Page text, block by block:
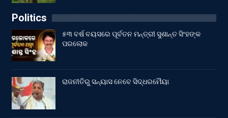
Politics
୫୩ ବର୍ଷ ବୟସରେ ପୂର୍ବତନ ମନ୍ତ୍ରୀ ସୁଶାନ୍ତ ସିଂହଙ୍କ
ପରଲୋକ
ରାଜନୀତିରୁ ସନ୍ୟାସ ନେବେ ସିଦ୍ଧରମୈୟା